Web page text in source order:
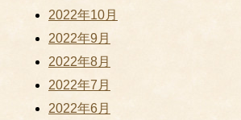
2022年10月
2022年9月
2022年8月
2022年7月
2022年6月